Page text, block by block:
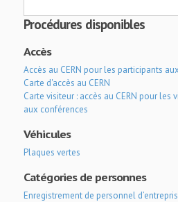
Procédures disponibles
Accès
Accès au CERN pour les participants
Carte d'accès au CERN
Carte visiteur : accès au CERN pour les
aux conférences
Véhicules
Plaques vertes
Catégories de personnes
Enregistrement de personnel